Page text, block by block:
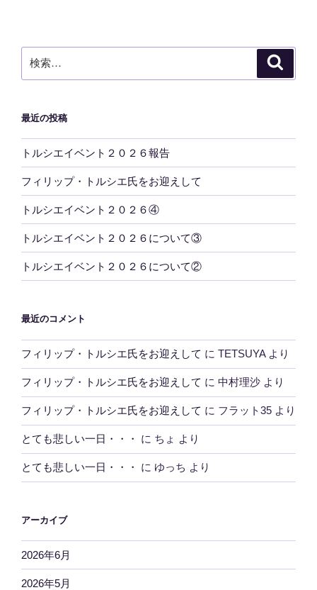
索:
最近の投稿
トルシエイベント２０２６報告
フィリップ・トルシエ氏をお迎えして
トルシエイベント２０２６④
トルシエイベント２０２６について③
トルシエイベント２０２６について②
最近のコメント
フィリップ・トルシエ氏をお迎えして に TETSUYAより
フィリップ・トルシエ氏をお迎えして に 中村理沙 より
フィリップ・トルシエ氏をお迎えして に フラット35 より
とても悲しい一日・・・ に ちょ より
とても悲しい一日・・・ に ゆっち より
アーカイブ
2026年6月
2026年5月